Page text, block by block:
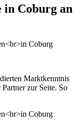
Coburg an
Marktkenntnis
zur Seite. So